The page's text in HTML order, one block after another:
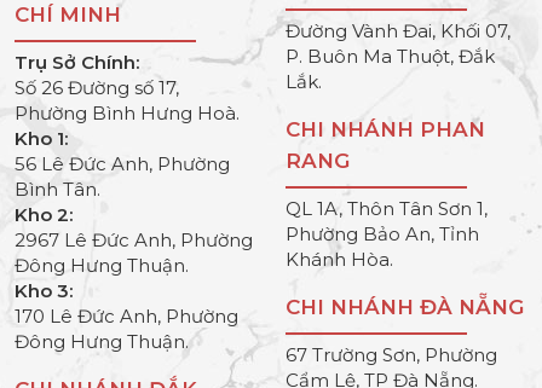
CHÍ MINH
Trụ Sở Chính:
Số 26 Đường số 17,
Phường Bình Hưng Hoà.
Kho 1:
56 Lê Đức Anh, Phường
Bình Tân.
Kho 2:
2967 Lê Đức Anh, Phường
Đông Hưng Thuận.
Kho 3:
170 Lê Đức Anh, Phường
Đông Hưng Thuận.
Đường Vành Đai, Khối 07,
P. Buôn Ma Thuột, Đắk
Lắk.
CHI NHÁNH PHAN
RANG
QL 1A, Thôn Tân Sơn 1,
Phường Bảo An, Tỉnh
Khánh Hòa.
CHI NHÁNH ĐÀ NẴNG
67 Trường Sơn, Phường
Cẩm Lệ, TP Đà Nẵng.